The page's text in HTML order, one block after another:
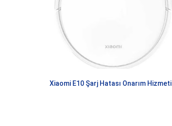
Xiaomi E10 Şarj Hatası Onarım Hizmeti